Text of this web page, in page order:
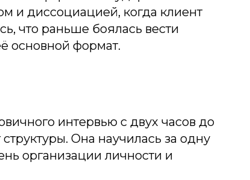
и диссоциацией, когда клиент
что раньше боялась вести
основной формат.
интервью с двух часов до
Она научилась за одну
организации личности и